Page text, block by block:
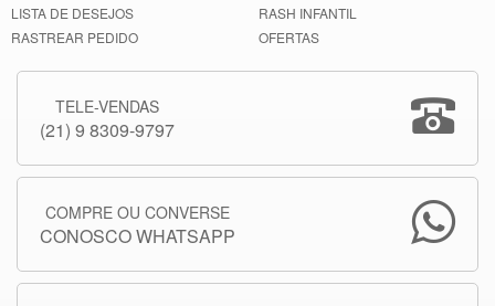
LISTA DE DESEJOS
RASTREAR PEDIDO
RASH INFANTIL
OFERTAS
TELE-VENDAS
(21) 9 8309-9797
COMPRE OU CONVERSE
CONOSCO WHATSAPP